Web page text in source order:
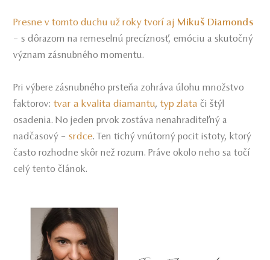
Presne v tomto duchu už roky tvorí aj Mikuš Diamonds
– s dôrazom na remeselnú precíznosť, emóciu a skutočný
význam zásnubného momentu.
Pri výbere zásnubného prsteňa zohráva úlohu množstvo
faktorov:tvar a kvalita diamantu, typ zlata či štýl
osadenia. No jeden prvok zostáva nenahraditeľný a
nadčasový –srdce. Ten tichý vnútorný pocit istoty, ktorý
často rozhodne skôr než rozum. Práve okolo neho sa točí
celý tento článok.